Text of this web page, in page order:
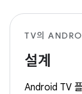
TV의
설계
Android TV